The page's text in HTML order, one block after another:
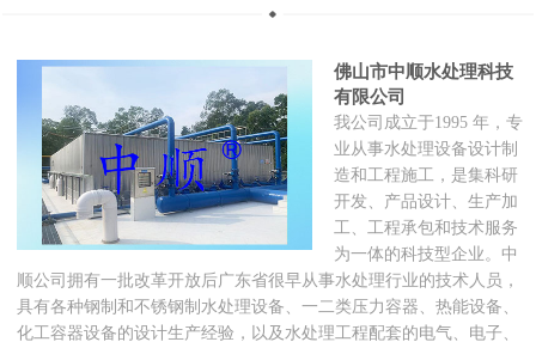
佛山市中顺水处理科技
有限公司
我公司成立于1995 年，专
业从事水处理设备设计制
造和工程施工，是集科研
开发、产品设计、生产加
工、工程承包和技术服务
为一体的科技型企业。中
顺公司拥有一批改革开放后广东省很早从事水处理行业的技术人员，
具有各种钢制和不锈钢制水处理设备、一二类压力容器、热能设备、
化工容器设备的设计生产经验，以及水处理工程配套的电气、电子、